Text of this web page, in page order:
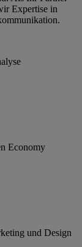
Expertise in
Economy
und Design